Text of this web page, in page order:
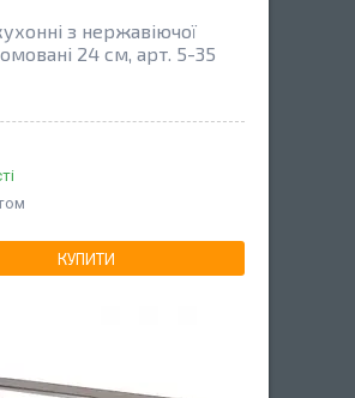
з нержавіючої
24 см, арт. 5-35
КУПИТИ